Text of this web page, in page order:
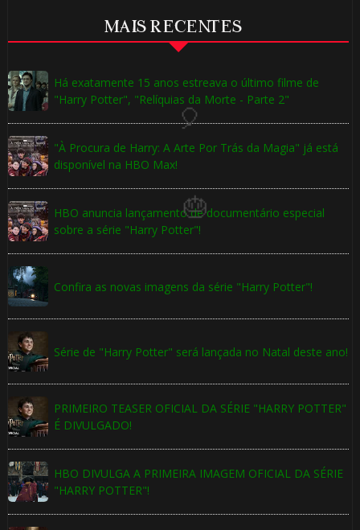
MAIS RECENTES
Há exatamente 15 anos estreava o último filme de
"Harry Potter", "Relíquias da Morte - Parte 2"
"À Procura de Harry: A Arte Por Trás da Magia" já está
disponível na HBO Max!
HBO anuncia lançamento de documentário especial
sobre a série "Harry Potter"!
Confira as novas imagens da série "Harry Potter"!
Série de "Harry Potter" será lançada no Natal deste ano!
PRIMEIRO TEASER OFICIAL DA SÉRIE "HARRY POTTER"
É DIVULGADO!
HBO DIVULGA A PRIMEIRA IMAGEM OFICIAL DA SÉRIE
"HARRY POTTER"!
⚡
⚡